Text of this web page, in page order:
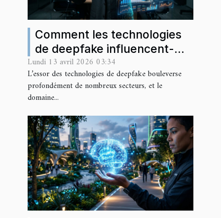
Comment les technologies
de deepfake influencent-
elles le secteur financier ?
Lundi 13 avril 2026 03:34
L’essor des technologies de deepfake bouleverse
profondément de nombreux secteurs, et le
domaine...